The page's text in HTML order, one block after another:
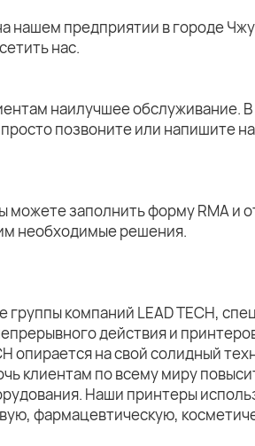
нашем предприятии в городе
нас.
наилучшее обслуживание.
позвоните или напишите
можете заполнить форму RMA и
необходимые решения.
группы компаний LEAD TECH,
действия и
опирается на свой солидный
клиентам по всему миру
Наши принтеры
фармацевтическую,